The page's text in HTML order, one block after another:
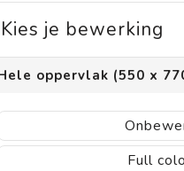
je bewerking
oppervlak (550 x
Full